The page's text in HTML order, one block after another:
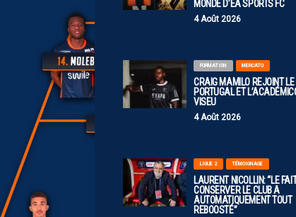
MONDE D’EA SPORTS FC
4 Août 2026
FORMATION MERCATO
CRAIG MAMILO REJOINT LE
PORTUGAL ET
VISEU
4 Août 2026
LIGUE 2 TÉMOIGNAGE
LAURENT NICOLLIN: “LE
CONSERVER LE CLUB A
AUTOMATIQUEMENT TOUT
REBOOSTÉ”